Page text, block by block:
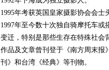
1995年考获英国皇家摄影协会会士
1997年至今数十次独自骑摩托车
变迁，特别是那些生存在特殊社会
作品及文章曾刊登于《南方周末报
刊》和台湾《经典》等刊物。